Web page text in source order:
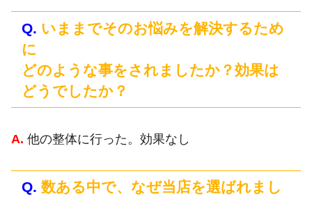
Q. いままでそのお悩みを解決するため
に
どのような事をされましたか？効果は
どうでしたか？
A. 他の整体に行った。効果なし
Q. 数ある中で、なぜ当店を選ばれまし